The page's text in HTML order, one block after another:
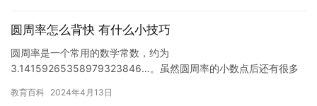
圆周率怎么背快 有什么小技巧
圆周率是一个常用的数学常数，约为
3.14159265358979323846…。虽然圆周率的小数点后还有很多
战。…
教育百科 2024年4月13日